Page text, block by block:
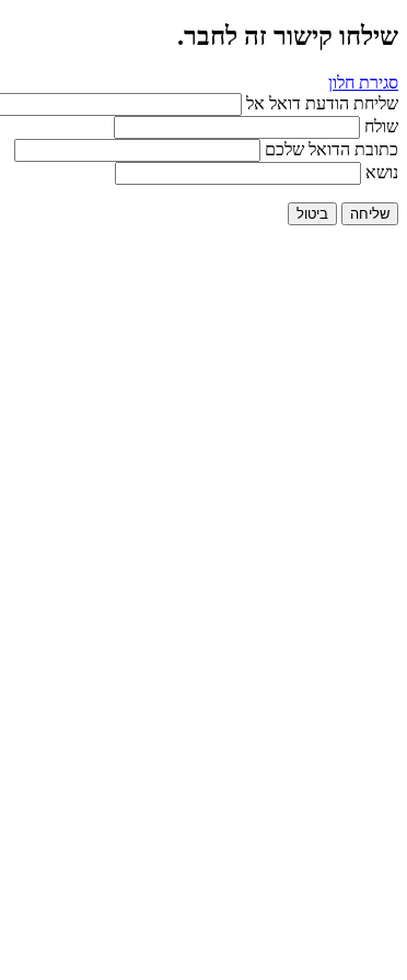
שילחו קישור זה לחבר.
סגירת חלון
שליחת הודעת דואל אל
שולח
כתובת הדואל שלכם
נושא
שליחה ביטול